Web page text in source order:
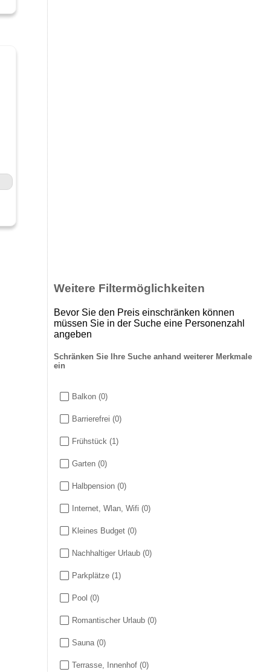
Weitere Filtermöglichkeiten
Bevor Sie den Preis einschränken können
müssen Sie in der Suche eine Personenzahl
angeben
Schränken Sie Ihre Suche anhand weiterer Merkmale
ein
Balkon (0)
Barrierefrei (0)
Frühstück (1)
Garten (0)
Halbpension (0)
Internet, Wlan, Wifi (0)
Kleines Budget (0)
Nachhaltiger Urlaub (0)
Parkplätze (1)
Pool (0)
Romantischer Urlaub (0)
Sauna (0)
Terrasse, Innenhof (0)